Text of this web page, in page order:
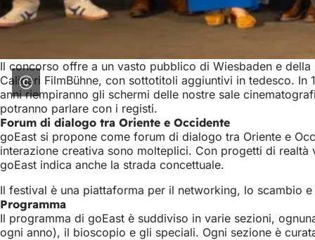
Il concorso offre a un vasto pubblico di Wiesbaden e
Caligari FilmBühne, con sottotitoli aggiuntivi in tedesco.
anni riempiranno gli schermi delle nostre sale
potranno parlare con i registi.
Forum di dialogo tra Oriente e Occidente
goEast si propone come forum di dialogo tra Oriente e
interazione creativa sono molteplici. Con progetti di
goEast indica anche la strada concettuale.
Il festival è una piattaforma per il networking, lo scambio
Programma
Il programma di goEast è suddiviso in varie sezioni,
ogni anno), il bioscopio e gli speciali. Ogni sezione è